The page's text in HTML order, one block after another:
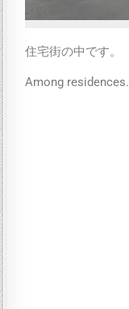
住宅街の中です。
Among residences.